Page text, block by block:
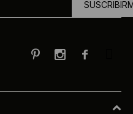

 